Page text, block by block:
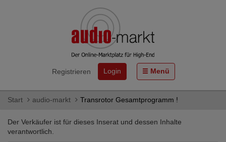
Registrieren Login Menü
Start audio-markt Transrotor Gesamtprogramm !
Der Verkäufer ist für dieses Inserat und dessen Inhalte
verantwortlich.